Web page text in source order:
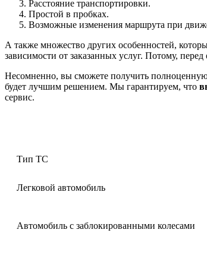
Расстояние транспортировки.
Простой в пробках.
Возможные изменения маршрута при
А также множество других особенностей,
зависимости от заказанных услуг. Потому,
Несомненно, вы сможете получить полноценную
будет лучшим решением. Мы гарантируем, что
сервис.
Тип ТС
Легковой автомобиль
Автомобиль с заблокированными колесами